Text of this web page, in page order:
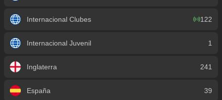
Internacional Clubes 122
Internacional Juvenil 1
Inglaterra 241
España 39